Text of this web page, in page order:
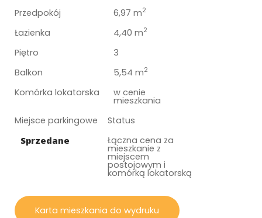
Przedpokój 6,97 m2
Łazienka 4,40 m2
Piętro
3
Balkon
5,54 m2
Komórka lokatorska w cenie
mieszkania
Miejsce parkingowe
Status
Sprzedane
Łączna cena za
mieszkanie z
miejscem
postojowym i
komórką lokatorską
Karta mieszkania do wydruku